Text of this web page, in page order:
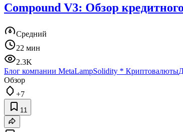
Compound V3: Обзор
Средний
22 мин
2.3K
Блог компании MetaLampSolidity * Криптовалюты
Обзор
+7
11